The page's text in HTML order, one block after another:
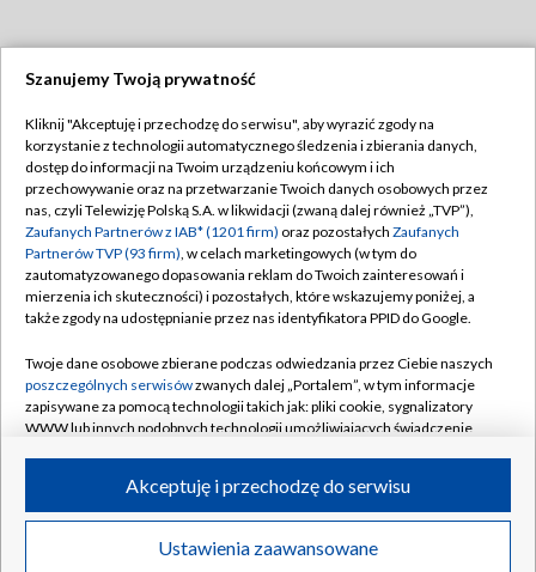
TVP
Abonament TVP
Emisja w TVP
Centrum informacji TVP
Naziemna Telewizja Cyfrowa
Rada Programowa
System NOS
Informacje o nadawcy
Program dla prasy
Regulamin TVP
Polityka prywatności
Moje zgody
Pomoc
Kontakt
Kanały
©2026 Telewizja Polska S.A. w likwidacji
Szanujemy Twoją prywatność
Kliknij "Akceptuję i przechodzę do serwisu", aby wyrazić zgody na
korzystanie z technologii automatycznego śledzenia i zbierania danych,
dostęp do informacji na Twoim urządzeniu końcowym i ich
przechowywanie oraz na przetwarzanie Twoich danych osobowych przez
nas, czyli Telewizję Polską S.A. w likwidacji (zwaną dalej również „TVP”),
Zaufanych Partnerów z IAB* (1201 firm) oraz pozostałych Zaufanych
Partnerów TVP (93 firm), w celach marketingowych (w tym do
zautomatyzowanego dopasowania reklam do Twoich zainteresowań i
mierzenia ich skuteczności) i pozostałych, które wskazujemy poniżej, a
także zgody na udostępnianie przez nas identyfikatora PPID do Google.
Twoje dane osobowe zbierane podczas odwiedzania przez Ciebie naszych
poszczególnych serwisówzwanych dalej „Portalem”, w tym informacje
zapisywane za pomocą technologii takich jak: pliki cookie, sygnalizatory
WWW lub innych podobnych technologii umożliwiających świadczenie
ruchu w Internecie.
Twoje dane osobowe zbierane podczas odwiedzania przez Ciebie
poszczególnych serwisówna Portalu, takie jak adresy IP, identyfikatory
Ustawienia zaawansowane
Akceptuję i przechodzę do serwisu